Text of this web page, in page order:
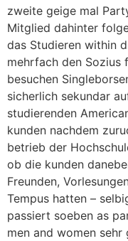
zweite geige mal
Mitglied dahinter
das Studieren within
mehrfach den Sozius
besuchen
sicherlich sekundar
studierenden
kunden nachdem
betrieb der
ob die kunden
Freunden,
Tempus hatten –
passiert soeben as
men and women